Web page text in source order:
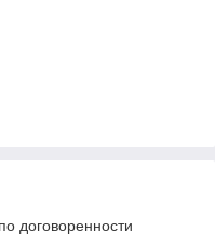
договоренности